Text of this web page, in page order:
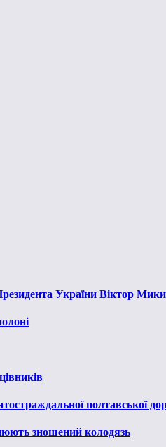
України Віктор
полтавської
зношений колодязь